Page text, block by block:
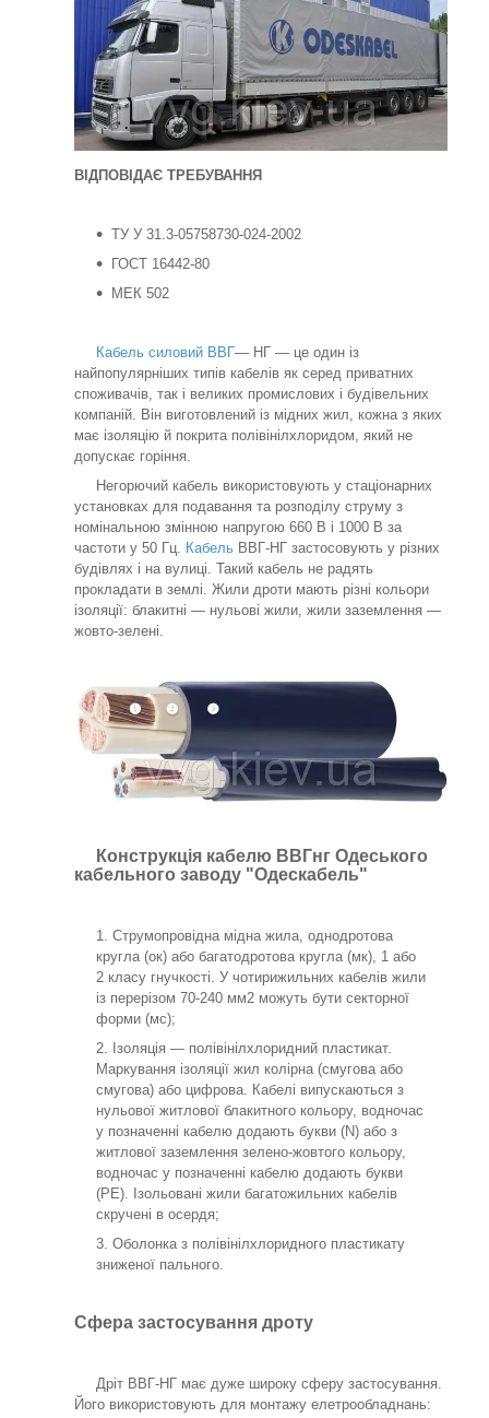
ВІДПОВІДАЄ ТРЕБУВАННЯ
ТУ У 31.3-05758730-024-2002
ГОСТ 16442-80
МЕК 502
Кабель силовий ВВГ— НГ — це один із
найпопулярніших типів кабелів як серед приватних
споживачів, так і великих промислових і будівельних
компаній. Він виготовлений із мідних жил, кожна з яких
має ізоляцію й покрита полівінілхлоридом, який не
допускає горіння.
Негорючий кабель використовують у стаціонарних
установках для подавання та розподілу струму з
номінальною змінною напругою 660 В і 1000 В за
частоти у 50 Гц. Кабель ВВГ-НГ застосовують у різних
будівлях і на вулиці. Такий кабель не радять
прокладати в землі. Жили дроти мають різні кольори
ізоляції: блакитні — нульові жили, жили заземлення —
жовто-зелені.
Конструкція кабелю ВВГнг Одеського
кабельного заводу "Одескабель"
Струмопровідна мідна жила, однодротова
кругла (ок) або багатодротова кругла (мк), 1 або
2 класу гнучкості. У чотирижильних кабелів жили
із перерізом 70-240 мм2 можуть бути секторної
форми (мс);
Ізоляція — полівінілхлоридний пластикат.
Маркування ізоляції жил колірна (смугова або
смугова) або цифрова. Кабелі випускаються з
нульової житлової блакитного кольору, водночас
у позначенні кабелю додають букви (N) або з
житлової заземлення зелено-жовтого кольору,
водночас у позначенні кабелю додають букви
(РЕ). Ізольовані жили багатожильних кабелів
скручені в осердя;
Оболонка з полівінілхлоридного пластикату
зниженої пального.
Сфера застосування дроту
Дріт ВВГ-НГ має дуже широку сферу застосування.
Його використовують для монтажу елетрообладнань: